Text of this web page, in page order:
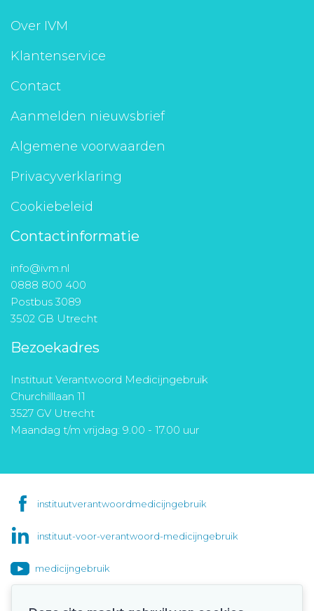
Over IVM
Klantenservice
Contact
Aanmelden nieuwsbrief
Algemene voorwaarden
Privacyverklaring
Cookiebeleid
Contactinformatie
info@ivm.nl
0888 800 400
Postbus 3089
3502 GB Utrecht
Bezoekadres
Instituut Verantwoord Medicijngebruik
Churchilllaan 11
3527 GV Utrecht
Maandag t/m vrijdag: 9.00 - 17.00 uur
instituutverantwoordmedicijngebruik
instituut-voor-verantwoord-medicijngebruik
medicijngebruik